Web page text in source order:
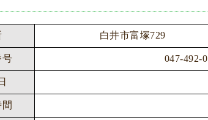
白井市富塚729
号 047-492-